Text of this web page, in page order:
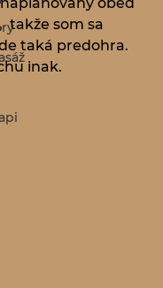
takže som sa
taká predohra.
inak.